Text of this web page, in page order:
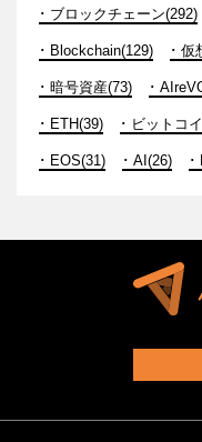
ブロックチェーン(292)
Blockchain(129) 仮
暗号資産(73)
ETH(39) ビットコ
EOS(31) AI(26)